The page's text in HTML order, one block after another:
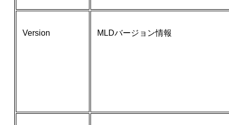
Version MLDバージョン情報